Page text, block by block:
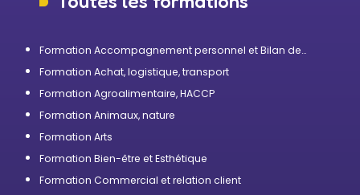
Formation Accompagnement personnel et Bilan de
Formation Achat, logistique, transport
Formation Agroalimentaire, HACCP
Formation Animaux, nature
Formation Arts
Formation Bien-être et Esthétique
Formation Commercial et relation client